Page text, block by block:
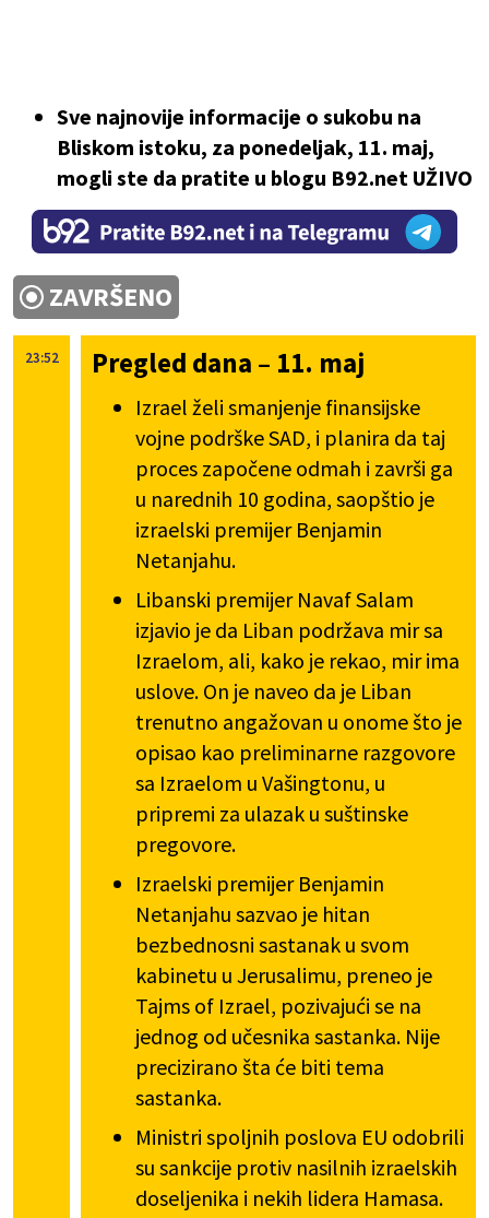
Sve najnovije informacije o sukobu na
Bliskom istoku, za ponedeljak, 11. maj,
mogli ste da pratite u blogu B92.net UŽIVO
ZAVRŠENO
23:52 Pregled dana – 11. maj
Izrael želi smanjenje finansijske
vojne podrške SAD, i planira da taj
proces započene odmah i završi ga
u narednih 10 godina, saopštio je
izraelski premijer Benjamin
Netanjahu.
Libanski premijer Navaf Salam
izjavio je da Liban podržava mir sa
Izraelom, ali, kako je rekao, mir ima
uslove. On je naveo da je Liban
trenutno angažovan u onome što je
opisao kao preliminarne razgovore
sa Izraelom u Vašingtonu, u
pripremi za ulazak u suštinske
pregovore.
Izraelski premijer Benjamin
Netanjahu sazvao je hitan
bezbednosni sastanak u svom
kabinetu u Jerusalimu, preneo je
Tajms of Izrael, pozivajući se na
jednog od učesnika sastanka. Nije
precizirano šta će biti tema
sastanka.
Ministri spoljnih poslova EU odobrili
su sankcije protiv nasilnih izraelskih
doseljenika i nekih lidera Hamasa.